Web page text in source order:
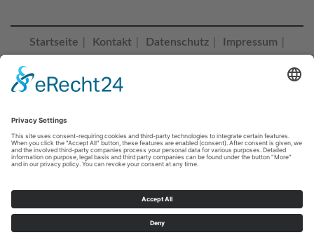
Startseite Kontakt Datenschutz Impressum
Cookie-Einstellungen |
BZ SAALFELD folgen
Telefonisch Montag - Donnerstag von 07:00 bis 16:00 Uhr, Freitag
von 07:00 bis 14:00 Uhr oder jederzeit unterinfo@bz-saalfeld.de